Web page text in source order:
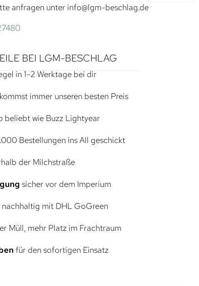
anfragen unter info@lgm-beschlag.de
BEI LGM-BESCHLAG
in 1–2 Werktage bei dir
immer unseren besten Preis
beliebt wie Buzz Lightyear
Bestellungen ins All geschickt
der Milchstraße
sicher vor dem Imperium
nachhaltig mit DHL GoGreen
Müll, mehr Platz im Frachtraum
für den sofortigen Einsatz